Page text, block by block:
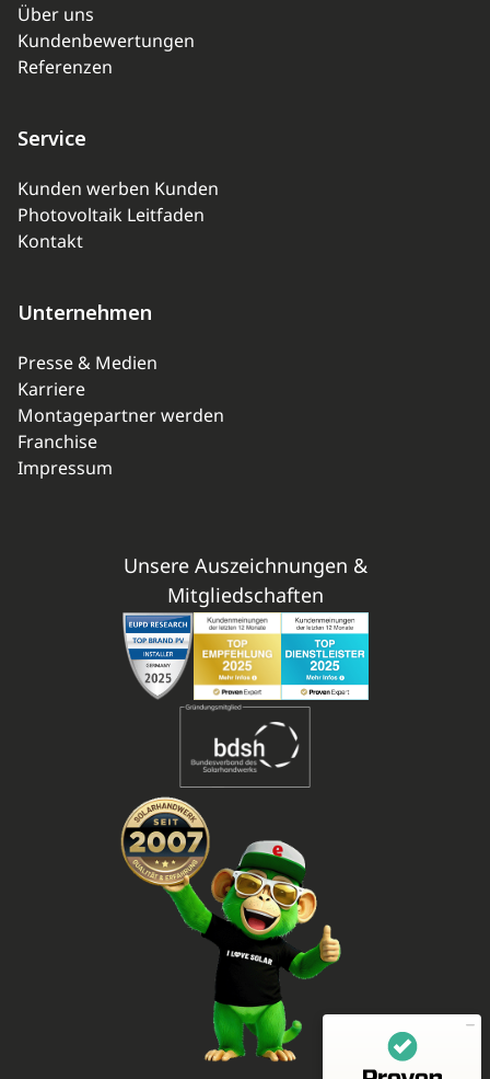
Über uns
Kundenbewertungen
Referenzen
Service
Kunden werben Kunden
Photovoltaik Leitfaden
Kontakt
Unternehmen
Presse & Medien
Karriere
Montagepartner werden
Franchise
Impressum
Unsere Auszeichnungen &
Mitgliedschaften
Mitarbeiterbewertungen zu
enerix - Arbeiten in der Photovoltaikbranche
(11 Profile)
100%
Empfehlungen auf
ProvenEmployer.com
SEHR GUT
4,55 / 5,00